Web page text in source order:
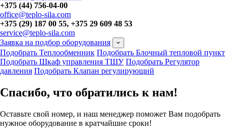
+375 (44) 756-04-00
office@teplo-sila.com
+375 (29) 187 00 55, +375 29 609 48 53
service@teplo-sila.com
Заявка на подбор оборудования
Подобрать Теплообменник Подобрать Блочный тепловой пункт
Подобрать Шкаф управления ТШУ Подобрать Регулятор
давления Подобрать Клапан регулирующий
Спасибо, что обратились к нам!
Оставьте свой номер, и наш менеджер поможет Вам подобрать
нужное оборудование в кратчайшие сроки!